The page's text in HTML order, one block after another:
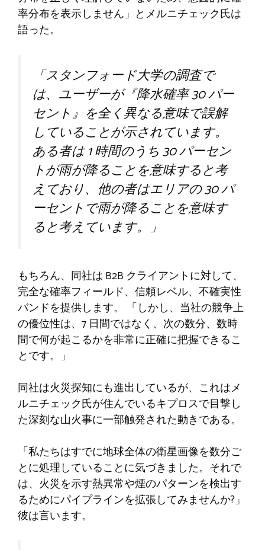
率分布を表示しません」とメルニチェック氏は
語った。
「スタンフォード大学の調査で
は、ユーザーが『降水確率 30 パー
セント』を全く異なる意味で誤解
していることが示されています。
ある者は 1 時間のうち 30 パーセン
トが雨が降ることを意味すると考
えており、他の者はエリアの 30 パ
ーセントで雨が降ることを意味す
ると考えています。」
もちろん、同社は B2B クライアントに対して、
完全な確率フィールド、信頼レベル、不確実性
バンドを提供します。 「しかし、当社の競争上
の優位性は、7 日間ではなく、次の数分、数時
間で何が起こるかを非常に正確に把握できるこ
とです。」
同社は火災探知にも進出しているが、これはメ
ルニチェック氏が住んでいるキプロスで目撃し
た深刻な山火事に一部触発された動きである。
「私たちはすでに地球全体の衛星画像を数分ご
とに処理していることに気づきました。それで
は、火災を示す熱異常や煙のパターンを検出す
るためにパイプラインを拡張してみませんか?」
彼は言い​​ます。